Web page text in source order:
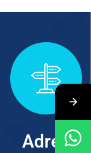
Adres